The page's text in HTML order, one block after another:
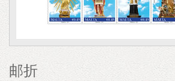
邮折